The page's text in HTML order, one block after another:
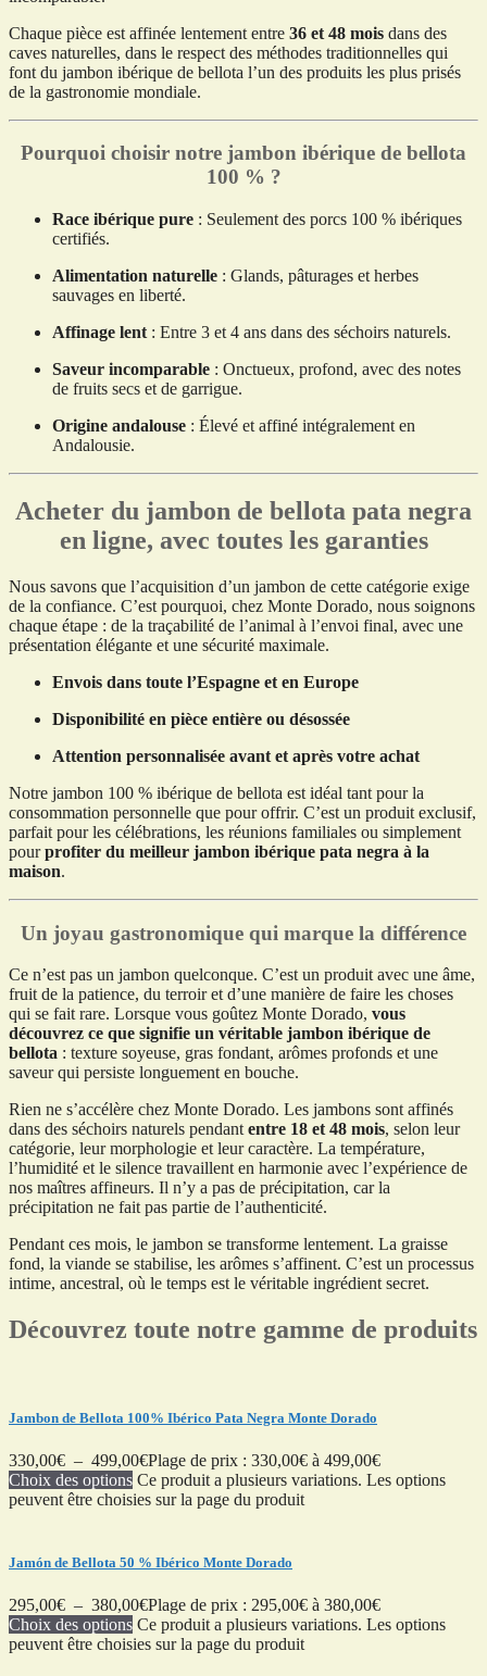
Chaque pièce est affinée lentement entre 36 et 48 mois dans des
caves naturelles, dans le respect des méthodes traditionnelles qui
font du jambon ibérique de bellota l’un des produits les plus prisés
de la gastronomie mondiale.
Pourquoi choisir notre jambon ibérique de bellota
100 % ?
Race ibérique pure : Seulement des porcs 100 % ibériques
certifiés.
Alimentation naturelle : Glands, pâturages et herbes
sauvages en liberté.
Affinage lent : Entre 3 et 4 ans dans des séchoirs naturels.
Saveur incomparable : Onctueux, profond, avec des notes
de fruits secs et de garrigue.
Origine andalouse : Élevé et affiné intégralement en
Andalousie.
Acheter du jambon de bellota pata negra
en ligne, avec toutes les garanties
Nous savons que l’acquisition d’un jambon de cette catégorie exige
de la confiance. C’est pourquoi, chez Monte Dorado, nous soignons
chaque étape : de la traçabilité de l’animal à l’envoi final, avec une
présentation élégante et une sécurité maximale.
Envois dans toute l’Espagne et en Europe
Disponibilité en pièce entière ou désossée
Attention personnalisée avant et après votre achat
Notre jambon 100 % ibérique de bellota est idéal tant pour la
consommation personnelle que pour offrir. C’est un produit exclusif,
parfait pour les célébrations, les réunions familiales ou simplement
pourprofiter du meilleur jambon ibérique pata negra à la
maison.
Un joyau gastronomique qui marque la différence
Ce n’est pas un jambon quelconque. C’est un produit avec une âme,
fruit de la patience, du terroir et d’une manière de faire les choses
qui se fait rare. Lorsque vous goûtez Monte Dorado, vous
découvrez ce que signifie un véritable jambon ibérique de
bellota : texture soyeuse, gras fondant, arômes profonds et une
saveur qui persiste longuement en bouche.
Rien ne s’accélère chez Monte Dorado. Les jambons sont affinés
dans des séchoirs naturels pendant entre 18 et 48 mois, selon leur
catégorie, leur morphologie et leur caractère. La température,
l’humidité et le silence travaillent en harmonie avec l’expérience de
nos maîtres affineurs. Il n’y a pas de précipitation, car la
précipitation ne fait pas partie de l’authenticité.
Pendant ces mois, le jambon se transforme lentement. La graisse
fond, la viande se stabilise, les arômes s’affinent. C’est un processus
intime, ancestral, où le temps est le véritable ingrédient secret.
Découvrez toute notre gamme de produits
Jambon de Bellota 100% Ibérico Pata Negra Monte Dorado
330,00€ – 499,00€Plage de prix : 330,00€ à 499,00€
Choix des options Ce produit a plusieurs variations. Les options
peuvent être choisies sur la page du produit
Jamón de Bellota 50 % Ibérico Monte Dorado
295,00€ – 380,00€Plage de prix : 295,00€ à 380,00€
Choix des options Ce produit a plusieurs variations. Les options
peuvent être choisies sur la page du produit